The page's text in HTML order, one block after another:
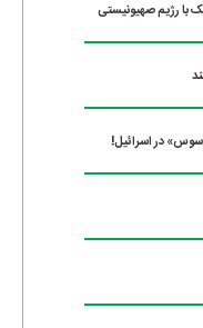
با رژیم صهیونیستی
در اسرائیل!